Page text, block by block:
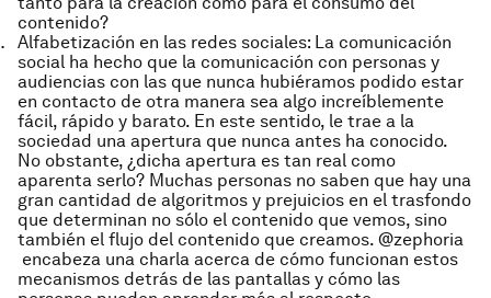
contenido?
Alfabetización en las redes sociales: La comunicación
social ha hecho que la comunicación con personas y
audiencias con las que nunca hubiéramos podido estar
en contacto de otra manera sea algo increíblemente
fácil, rápido y barato. En este sentido, le trae a la
sociedad una apertura que nunca antes ha conocido.
No obstante, ¿dicha apertura es tan real como
aparenta serlo? Muchas personas no saben que hay una
gran cantidad de algoritmos y prejuicios en el trasfondo
que determinan no sólo el contenido que vemos, sino
también el flujo del contenido que creamos. @zephoria
encabeza una charla acerca de cómo funcionan estos
mecanismos detrás de las pantallas y cómo las